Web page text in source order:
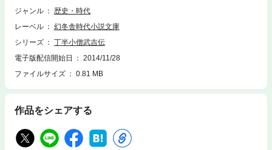
ジャンル
歴史・時代
レーベル
幻冬舎時代小説文庫
シリーズ
丁半小僧武吉伝
電子版配信開始日
2014/11/28
ファイルサイズ
0.81 MB
作品をシェアする